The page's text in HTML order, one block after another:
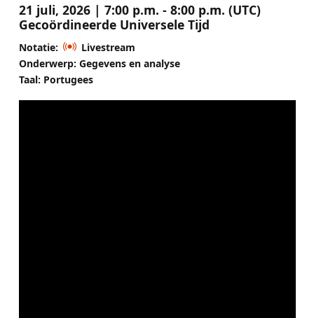
21 juli, 2026 | 7:00 p.m. - 8:00 p.m. (UTC)
Gecoördineerde Universele Tijd
Notatie:
Livestream
Onderwerp: Gegevens en analyse
Taal: Portugees